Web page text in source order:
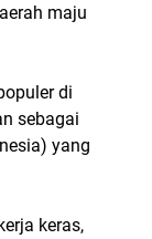
maju
di
sebagai
yang
keras,